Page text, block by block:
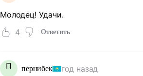
Молодец! Удачи.
4
Ответить
П пернибек год назад